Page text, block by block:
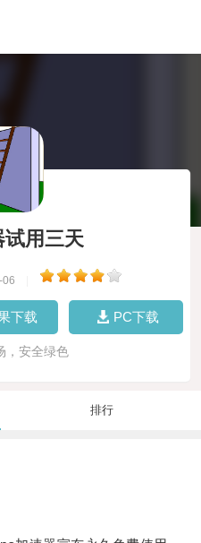
用三天
06
下载 PC下载
，安全绿色
排行